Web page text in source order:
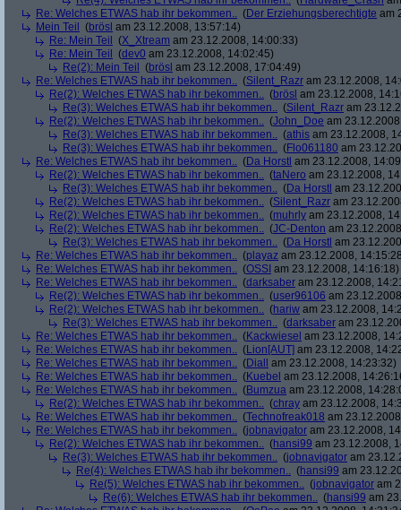
Re: Welches ETWAS hab ihr bekommen.. (Der Erziehungsberechtigte am
Mein Teil
(brösl am 23.12.2008, 13:57:14)
Re: Mein Teil
(X_Xtream am 23.12.2008, 14:00:33)
Re: Mein Teil
(dev0 am 23.12.2008, 14:02:45)
Re(2): Mein Teil
(brösl am 23.12.2008, 17:04:49)
Re: Welches ETWAS hab ihr bekommen.. (Silent_Razr am 23.12.2008,
Re(2): Welches ETWAS hab ihr bekommen.. (brösl am 23.12.2008,
Re(3): Welches ETWAS hab ihr bekommen.. (Silent_Razr am
Re(2): Welches ETWAS hab ihr bekommen.. (John_Doe am
Re(3): Welches ETWAS hab ihr bekommen.. (athis am 23.12.2008,
Re(3): Welches ETWAS hab ihr bekommen.. (Flo061180 am
Re: Welches ETWAS hab ihr bekommen.. (Da Horstl am 23.12.2008,
Re(2): Welches ETWAS hab ihr bekommen.. (taNero am 23.12.2008,
Re(3): Welches ETWAS hab ihr bekommen.. (Da Horstl am
Re(2): Welches ETWAS hab ihr bekommen.. (Silent_Razr am
Re(2): Welches ETWAS hab ihr bekommen.. (muhrly am 23.12.2008,
Re(2): Welches ETWAS hab ihr bekommen.. (JC-Denton am
Re(3): Welches ETWAS hab ihr bekommen.. (Da Horstl am
Re: Welches ETWAS hab ihr bekommen.. (playaz am 23.12.2008,
Re: Welches ETWAS hab ihr bekommen.. (OSSI am 23.12.2008, 14:16:18)
Re: Welches ETWAS hab ihr bekommen.. (darksaber am 23.12.2008,
Re(2): Welches ETWAS hab ihr bekommen.. (user96106 am
Re(2): Welches ETWAS hab ihr bekommen.. (hariw am 23.12.2008,
Re(3): Welches ETWAS hab ihr bekommen.. (darksaber am
Re: Welches ETWAS hab ihr bekommen.. (Kackwiesel am 23.12.2008,
Re: Welches ETWAS hab ihr bekommen.. (Lion[AUT] am 23.12.2008,
Re: Welches ETWAS hab ihr bekommen.. (Diall
am 23.12.2008, 14:23:32)
Re: Welches ETWAS hab ihr bekommen.. (Kuebel am 23.12.2008,
Re: Welches ETWAS hab ihr bekommen.. (Bumzua am 23.12.2008,
Re(2): Welches ETWAS hab ihr bekommen.. (chray am 23.12.2008,
Re: Welches ETWAS hab ihr bekommen.. (Technofreak018 am
Re: Welches ETWAS hab ihr bekommen.. (jobnavigator am 23.12.2008,
Re(2): Welches ETWAS hab ihr bekommen.. (hansi99 am 23.12.2008,
Re(3): Welches ETWAS hab ihr bekommen.. (jobnavigator am
Re(4): Welches ETWAS hab ihr bekommen.. (hansi99 am
Re(5): Welches ETWAS hab ihr bekommen.. (jobnavigator am
Re(6): Welches ETWAS hab ihr bekommen.. (hansi99 am